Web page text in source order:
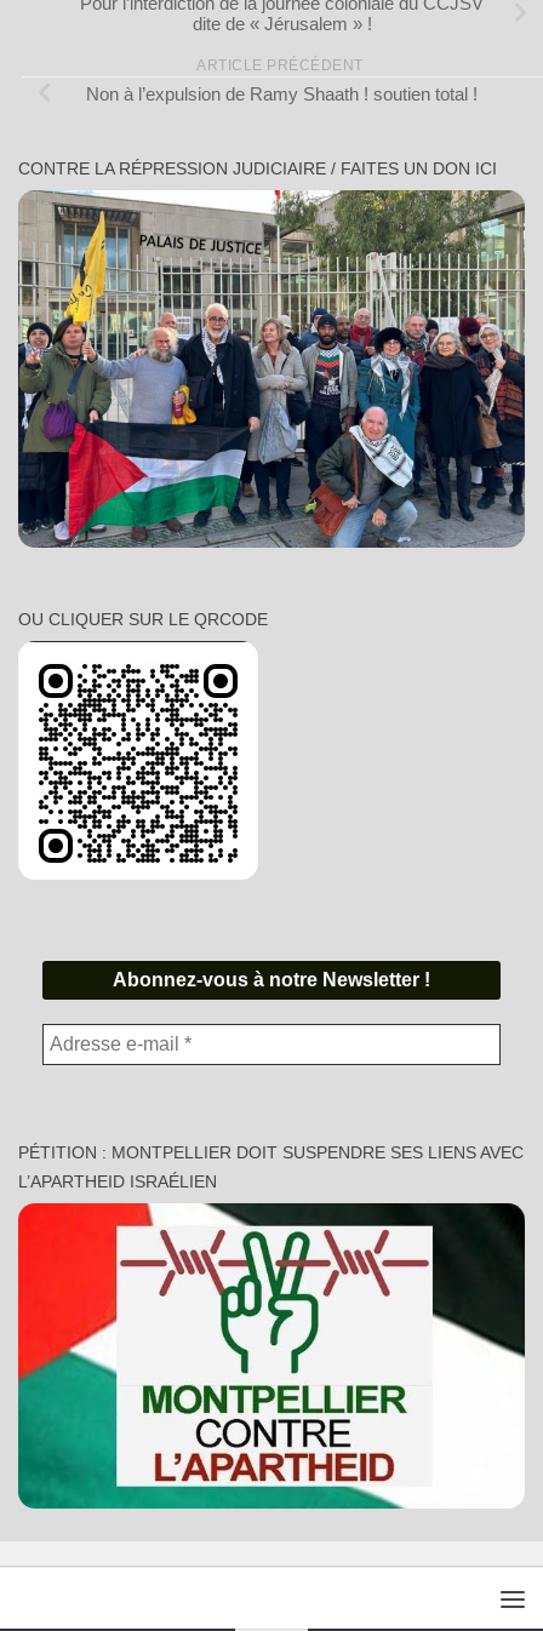
dite de « Jérusalem » !
ARTICLE PRÉCÉDENT
Non à l’expulsion de Ramy Shaath ! soutien total !
CONTRE LA RÉPRESSION JUDICIAIRE / FAITES UN DON ICI
OU CLIQUER SUR LE QRCODE
PÉTITION : MONTPELLIER DOIT SUSPENDRE SES LIENS AVEC
L’APARTHEID ISRAÉLIEN